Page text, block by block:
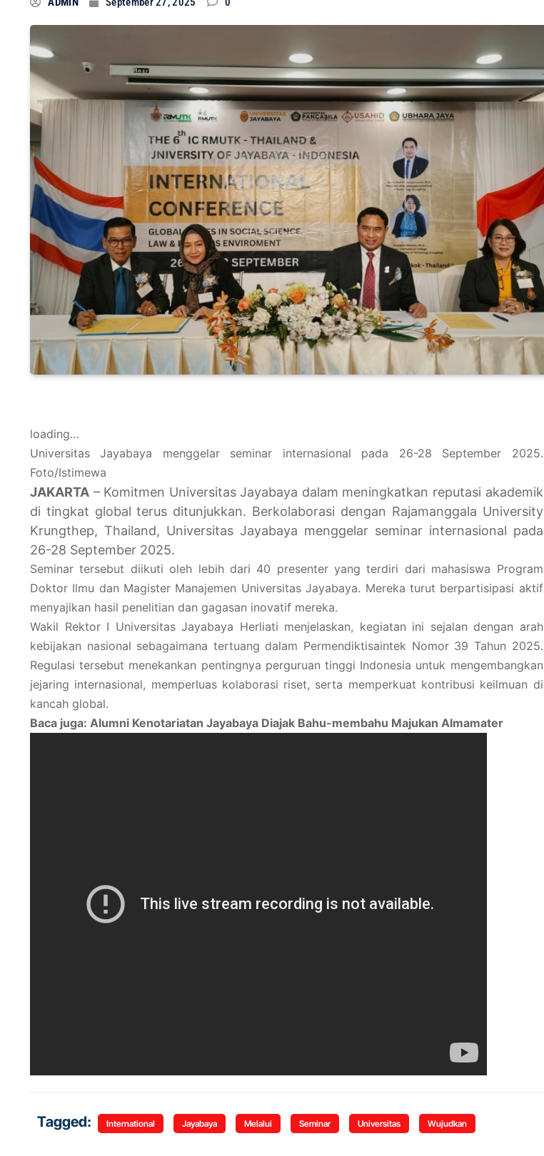
loading…
Universitas Jayabaya menggelar seminar internasional pada 26-28 September 2025.
Foto/Istimewa
JAKARTA – Komitmen Universitas Jayabaya dalam meningkatkan reputasi akademik
di tingkat global terus ditunjukkan. Berkolaborasi dengan Rajamanggala University
Krungthep, Thailand, Universitas Jayabaya menggelar seminar internasional pada
26-28 September 2025.
Seminar tersebut diikuti oleh lebih dari 40 presenter yang terdiri dari mahasiswa Program
Doktor Ilmu dan Magister Manajemen Universitas Jayabaya. Mereka turut berpartisipasi aktif
menyajikan hasil penelitian dan gagasan inovatif mereka.
Wakil Rektor I Universitas Jayabaya Herliati menjelaskan, kegiatan ini sejalan dengan arah
kebijakan nasional sebagaimana tertuang dalam Permendiktisaintek Nomor 39 Tahun 2025.
Regulasi tersebut menekankan pentingnya perguruan tinggi Indonesia untuk mengembangkan
jejaring internasional, memperluas kolaborasi riset, serta memperkuat kontribusi keilmuan di
kancah global.
Baca juga: Alumni Kenotariatan Jayabaya Diajak Bahu-membahu Majukan Almamater
Tagged: International Jayabaya Melalui Seminar Universitas Wujudkan